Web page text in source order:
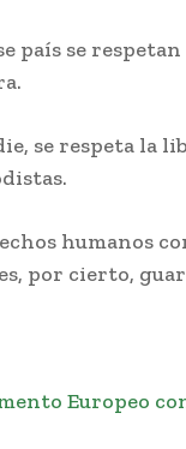
país se
se respeta la
humanos
por cierto,
Europeo